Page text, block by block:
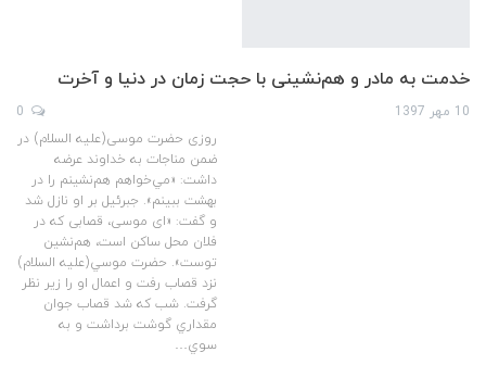
خدمت به مادر و هم‌نشینی با حجت زمان در دنیا و آخرت
10 مهر 1397
روزی حضرت موسی(علیه السلام) در
ضمن مناجات به خداوند عرضه
داشت: «مي‌خواهم هم‌نشينم را در
بهشت ببينم». جبرئيل بر او نازل شد
و گفت: «ای موسی، قصابی که در
فلان محل ساکن است، هم‌نشين
توست». حضرت موسي(علیه السلام)
نزد قصاب رفت و اعمال او را زير نظر
گرفت. شب که شد قصاب جوان
مقداري گوشت برداشت و به
سوي…